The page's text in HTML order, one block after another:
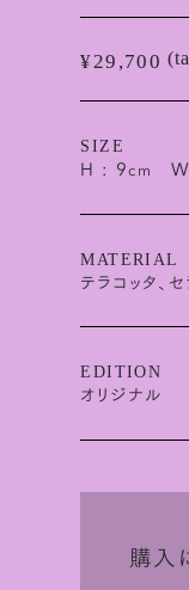
¥29,700
SIZE
H : 9cm
MATERIAL
テラコッタ、
EDITION
オリジナル
購入